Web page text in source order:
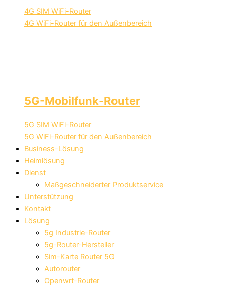
4G SIM WiFi-Router
4G WiFi-Router für den Außenbereich
5G-Mobilfunk-Router
5G SIM WiFi-Router
5G WiFi-Router für den Außenbereich
Business-Lösung
Heimlösung
Dienst
Maßgeschneiderter Produktservice
Unterstützung
Kontakt
Lösung
5g Industrie-Router
5g-Router-Hersteller
Sim-Karte Router 5G
Autorouter
Openwrt-Router